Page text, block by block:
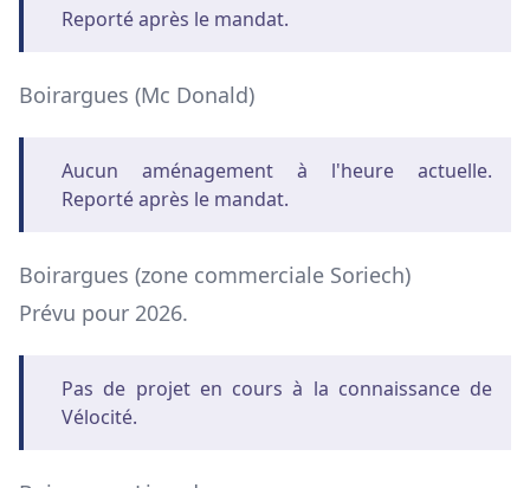
Reporté après le mandat.
Boirargues (Mc Donald)
Aucun aménagement à l'heure actuelle.
Reporté après le mandat.
Boirargues (zone commerciale Soriech)
Prévu pour 2026.
Pas de projet en cours à la connaissance de
Vélocité.